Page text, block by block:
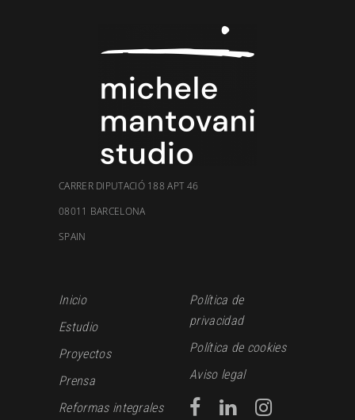
CARRER DIPUTACIÓ 188 APT 46
08011 BARCELONA
SPAIN
Inicio
Estudio
Proyectos
Prensa
Reformas integrales
Política de
privacidad
Política de cookies
Aviso legal